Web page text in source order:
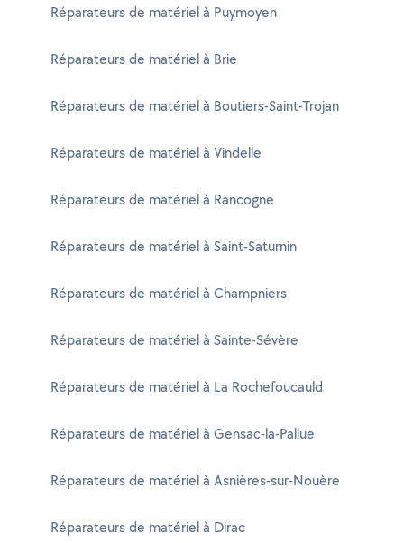
Réparateurs de matériel à Puymoyen
Réparateurs de matériel à Brie
Réparateurs de matériel à Boutiers-Saint-Trojan
Réparateurs de matériel à Vindelle
Réparateurs de matériel à Rancogne
Réparateurs de matériel à Saint-Saturnin
Réparateurs de matériel à Champniers
Réparateurs de matériel à Sainte-Sévère
Réparateurs de matériel à La Rochefoucauld
Réparateurs de matériel à Gensac-la-Pallue
Réparateurs de matériel à Asnières-sur-Nouère
Réparateurs de matériel à Dirac